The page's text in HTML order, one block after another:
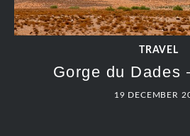
TRAVEL
Gorge du Dades
19 DECEMBER